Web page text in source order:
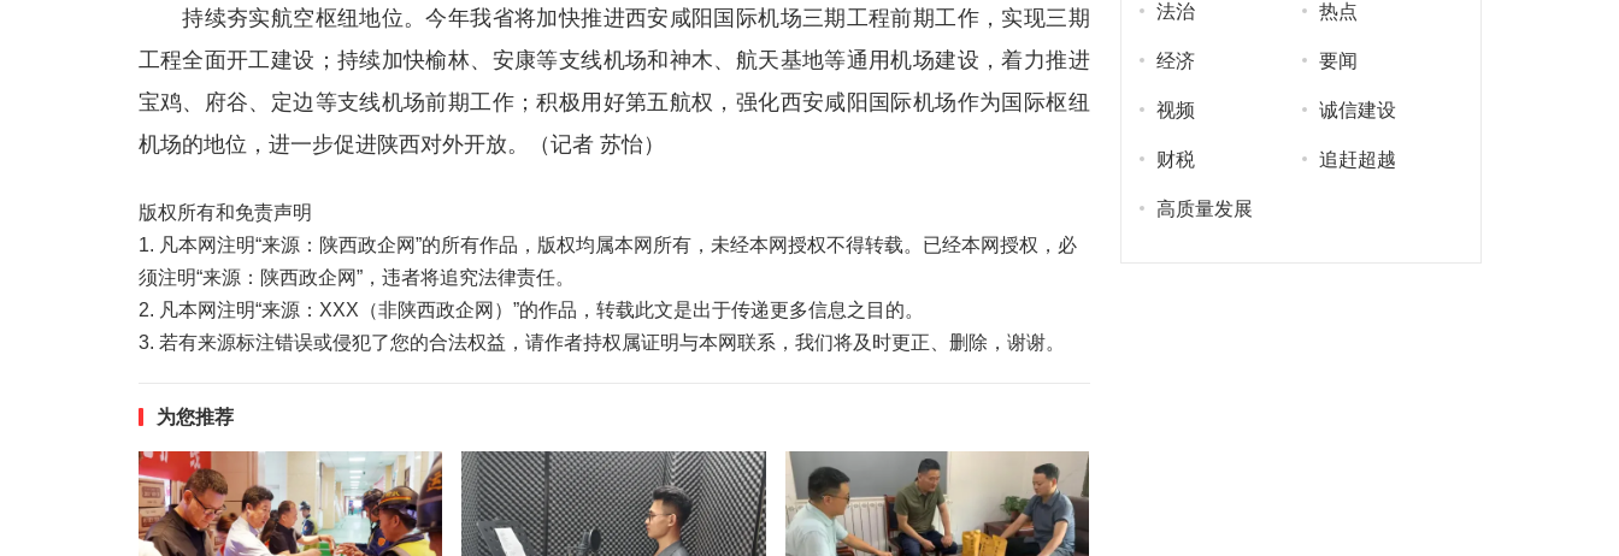
持续夯实航空枢纽地位。今年我省将加快推进西安咸阳国际机场三期工程前期工作，实现三期
工程全面开工建设；持续加快榆林、安康等支线机场和神木、航天基地等通用机场建设，着力推进
宝鸡、府谷、定边等支线机场前期工作；积极用好第五航权，强化西安咸阳国际机场作为国际枢纽
机场的地位，进一步促进陕西对外开放。（记者 苏怡）
版权所有和免责声明
1. 凡本网注明“来源：陕西政企网”的所有作品，版权均属本网所有，未经本网授权不得转载。已经本网授权，必
须注明“来源：陕西政企网”，违者将追究法律责任。
2. 凡本网注明“来源：XXX（非陕西政企网）”的作品，转载此文是出于传递更多信息之目的。
3. 若有来源标注错误或侵犯了您的合法权益，请作者持权属证明与本网联系，我们将及时更正、删除，谢谢。
为您推荐
法治 热点
经济 要闻
视频 诚信建设
财税 追赶超越
高质量发展